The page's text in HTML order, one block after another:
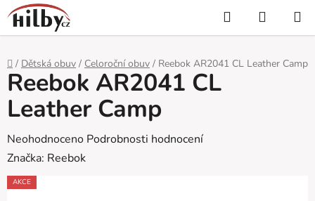
Přejít
na
obsah
Hledat
KOŠÍK
Domů
/ Dětská obuv / Celoroční obuv / Reebok AR2041 CL Leather Camp
Reebok AR2041 CL
Leather Camp
Průměrné
hodnocení
produktu
Neohodnoceno Podrobnosti hodnocení
Značka: Reebok
AKCE